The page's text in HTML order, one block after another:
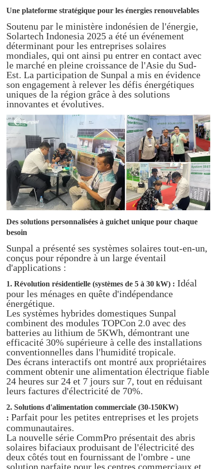
Une plateforme stratégique pour les énergies renouvelables
Soutenu par le ministère indonésien de l'énergie,
Solartech Indonesia 2025 a été un événement
déterminant pour les entreprises solaires
mondiales, qui ont ainsi pu entrer en contact avec
le marché en pleine croissance de l'Asie du Sud-
Est. La participation de Sunpal a mis en évidence
son engagement à relever les défis énergétiques
uniques de la région grâce à des solutions
innovantes et évolutives.
Des solutions personnalisées à guichet unique pour chaque
besoin
Sunpal a présenté ses systèmes solaires tout-en-un,
conçus pour répondre à un large éventail
d'applications :
1. Révolution résidentielle (systèmes de 5 à 30 kW) : Idéal
pour les ménages en quête d'indépendance
énergétique.
Les systèmes hybrides domestiques Sunpal
combinent des modules TOPCon 2.0 avec des
batteries au lithium de 5KWh, démontrant une
efficacité 30% supérieure à celle des installations
conventionnelles dans l'humidité tropicale.
Des écrans interactifs ont montré aux propriétaires
comment obtenir une alimentation électrique fiable
24 heures sur 24 et 7 jours sur 7, tout en réduisant
leurs factures d'électricité de 70%.
2. Solutions d'alimentation commerciale (30-150KW)
: Parfait pour les petites entreprises et les projets
communautaires.
La nouvelle série CommPro présentait des abris
solaires bifaciaux produisant de l'électricité des
deux côtés tout en fournissant de l'ombre - une
solution parfaite pour les centres commerciaux et